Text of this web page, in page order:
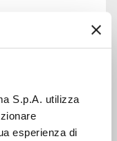
S.p.A. utilizza
esperienza di